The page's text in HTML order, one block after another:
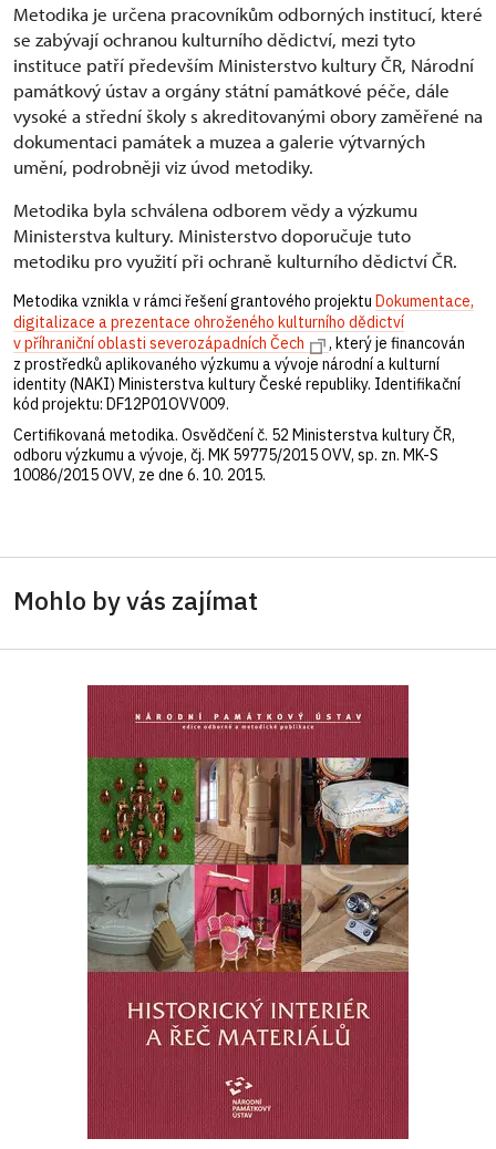
Metodika je určena pracovníkům odborných institucí, které
se zabývají ochranou kulturního dědictví, mezi tyto
instituce patří především Ministerstvo kultury ČR, Národní
památkový ústav a orgány státní památkové péče, dále
vysoké a střední školy s akreditovanými obory zaměřené na
dokumentaci památek a muzea a galerie výtvarných
umění, podrobněji viz úvod metodiky.
Metodika byla schválena odborem vědy a výzkumu
Ministerstva kultury. Ministerstvo doporučuje tuto
metodiku pro využití při ochraně kulturního dědictví ČR.
Metodika vznikla v rámci řešení grantového projektu Dokumentace,
digitalizace a prezentace ohroženého kulturního dědictví
v příhraniční oblasti severozápadních Čech
, který je financován
z prostředků aplikovaného výzkumu a vývoje národní a kulturní
identity (NAKI) Ministerstva kultury České republiky. Identifikační
kód projektu: DF12P01OVV009.
Certifikovaná metodika. Osvědčení č. 52 Ministerstva kultury ČR,
odboru výzkumu a vývoje, čj. MK 59775/2015 OVV, sp. zn. MK-S
10086/2015 OVV, ze dne 6. 10. 2015.
Mohlo by vás zajímat